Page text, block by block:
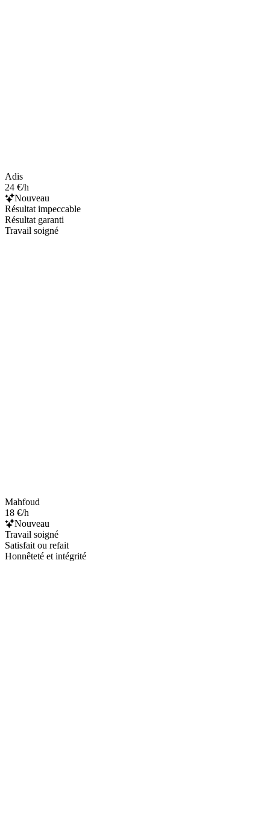
Adis
24 €/h
Nouveau
Résultat impeccable
Résultat garanti
Travail soigné
Mahfoud
18 €/h
Nouveau
Travail soigné
Satisfait ou refait
Honnêteté et intégrité